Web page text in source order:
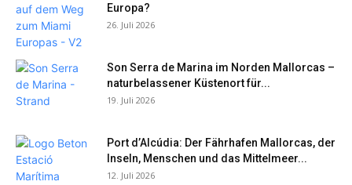
Europa?
26. Juli 2026
Son Serra de Marina im Norden Mallorcas –
naturbelassener Küstenort für...
19. Juli 2026
Port d’Alcúdia: Der Fährhafen Mallorcas, der
Inseln, Menschen und das Mittelmeer...
12. Juli 2026